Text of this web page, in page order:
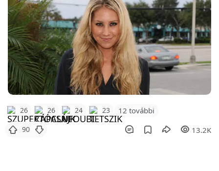
26 26 24 23 12 további
90 13.2K